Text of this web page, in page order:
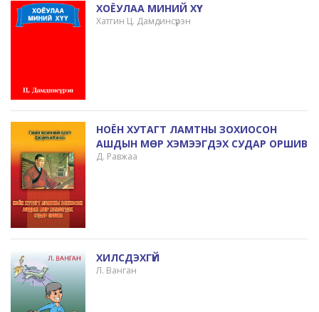
ХОЁУЛАА МИНИЙ ХҮҮ
Хатгин Ц. Дамдинсүрэн
НОЁН ХУТАГТ ЛАМТНЫ ЗОХИОСОН
АШДЫН МӨР ХЭМЭЭГДЭХ СУДАР ОРШИВ
Д. Равжаа
ХИЛСДЭХГҮЙ
Л. Ванган